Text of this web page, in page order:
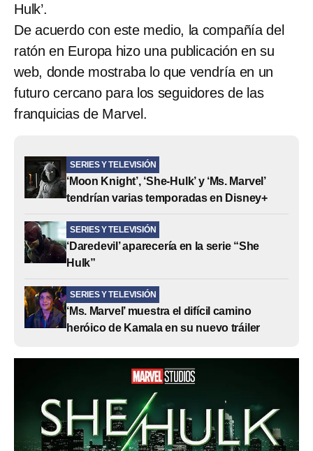
Hulk’.
De acuerdo con este medio, la compañía del
ratón en Europa hizo una publicación en su
web, donde mostraba lo que vendría en un
futuro cercano para los seguidores de las
franquicias de Marvel.
SERIES Y TELEVISIÓN
‘Moon Knight’, ‘She-Hulk’ y ‘Ms. Marvel’
tendrían varias temporadas en Disney+
SERIES Y TELEVISIÓN
‘Daredevil’ aparecería en la serie “She
Hulk”
SERIES Y TELEVISIÓN
‘Ms. Marvel’ muestra el difícil camino
heróico de Kamala en su nuevo tráiler